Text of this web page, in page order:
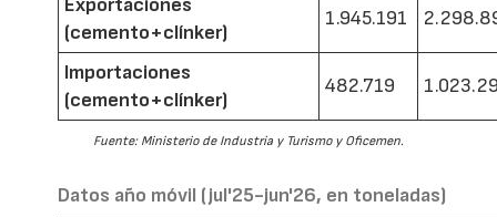
(cemento+clínker)
1.945.191
Importaciones
(cemento+clínker)
482.719
Fuente: Ministerio de Industria y Turismo y Oficemen.
Datos año móvil (jul'25-jun'26, en toneladas)